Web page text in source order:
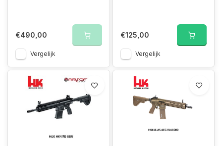
€490,00
Vergelijk
€125,00
Vergelijk